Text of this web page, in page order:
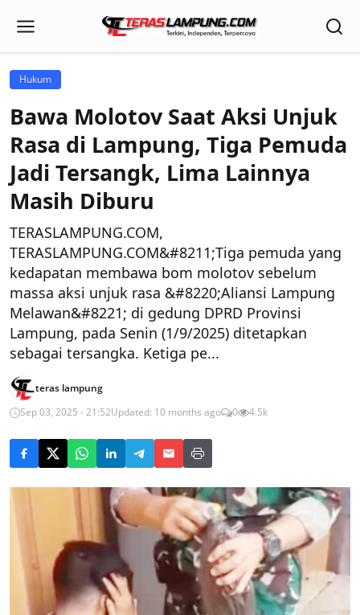
Hukum
Bawa Molotov Saat Aksi Unjuk
Rasa di Lampung, Tiga Pemuda
Jadi Tersangk, Lima Lainnya
Masih Diburu
TERASLAMPUNG.COM,
TERASLAMPUNG.COM&#8211;Tiga pemuda yang
kedapatan membawa bom molotov sebelum
massa aksi unjuk rasa &#8220;Aliansi Lampung
Melawan&#8221; di gedung DPRD Provinsi
Lampung, pada Senin (1/9/2025) ditetapkan
sebagai tersangka. Ketiga pe...
teras lampung
Sep 03, 2025 - 21:52Updated: 10 months ago 0 4.5k